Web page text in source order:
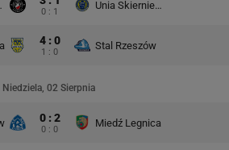
0 : 1
Unia Skierniewice
4 : 0
1 : 0
Stal Rzeszów
Niedziela, 02 Sierpnia
0 : 2
0 : 0
Miedź Legnica